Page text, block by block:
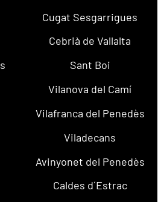
Cugat Sesgarrigues
Cebrià de Vallalta
Sant Boi
Vilanova del Camí
Vilafranca del Penedès
Viladecans
Avinyonet del Penedès
Caldes d´Estrac